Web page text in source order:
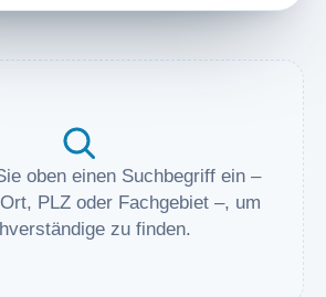
oben einen Suchbegriff ein –
PLZ oder Fachgebiet –, um
zu finden.